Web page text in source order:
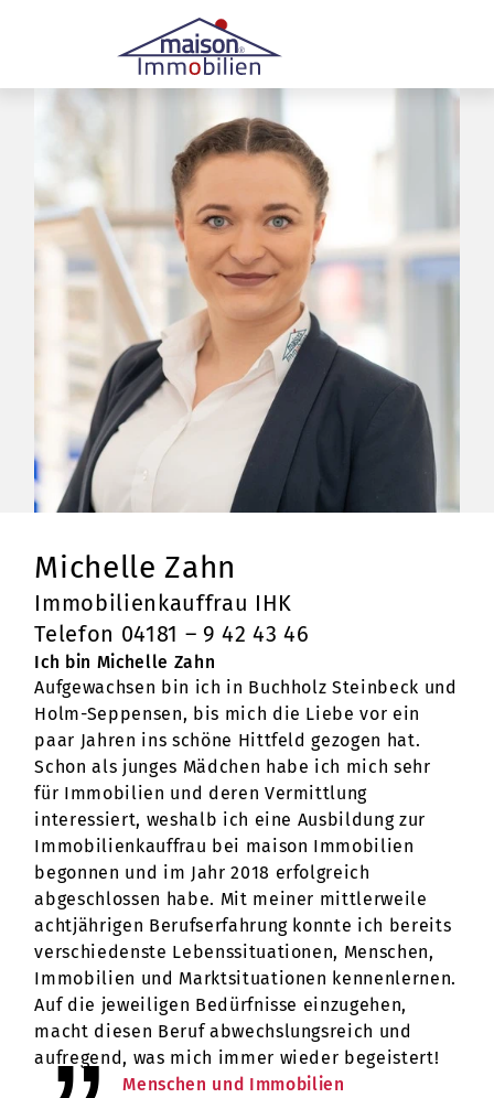
Michelle Zahn
Immobilienkauffrau IHK
Telefon 04181 – 9 42 43 46
Ich bin Michelle Zahn
Aufgewachsen bin ich in Buchholz Steinbeck und
Holm-Seppensen, bis mich die Liebe vor ein
paar Jahren ins schöne Hittfeld gezogen hat.
Schon als junges Mädchen habe ich mich sehr
für Immobilien und deren Vermittlung
interessiert, weshalb ich eine Ausbildung zur
Immobilienkauffrau bei maison Immobilien
begonnen und im Jahr 2018 erfolgreich
abgeschlossen habe. Mit meiner mittlerweile
achtjährigen Berufserfahrung konnte ich bereits
verschiedenste Lebenssituationen, Menschen,
Immobilien und Marktsituationen kennenlernen.
Auf die jeweiligen Bedürfnisse einzugehen,
macht diesen Beruf abwechslungsreich und
aufregend, was mich immer wieder begeistert!
Menschen und Immobilien